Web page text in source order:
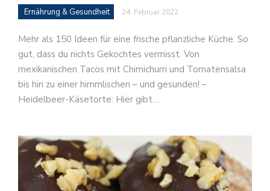
Ernährung & Gesundheit 24. Februar 2022
Mehr als 150 Ideen für eine frische pflanzliche Küche. So
gut, dass du nichts Gekochtes vermisst. Von
mexikanischen Tacos mit Chimichurri und Tomatensalsa
bis hin zu einer himmlischen – und gesunden! –
Heidelbeer-Käsetorte: Hier gibt…